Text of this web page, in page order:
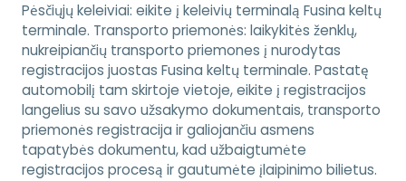
Pėsčiųjų keleiviai: eikite į keleivių terminalą Fusina keltų
terminale. Transporto priemonės: laikykitės ženklų,
nukreipiančių transporto priemones į nurodytas
registracijos juostas Fusina keltų terminale. Pastatę
automobilį tam skirtoje vietoje, eikite į registracijos
langelius su savo užsakymo dokumentais, transporto
priemonės registracija ir galiojančiu asmens
tapatybės dokumentu, kad užbaigtumėte
registracijos procesą ir gautumėte įlaipinimo bilietus.